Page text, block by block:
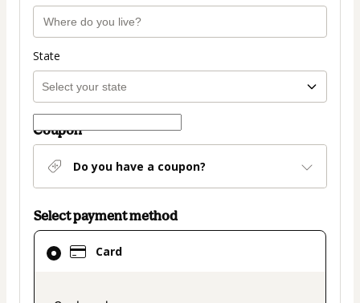
State
Coupon
Do you have a coupon?
Select payment method
Card
Card
selected